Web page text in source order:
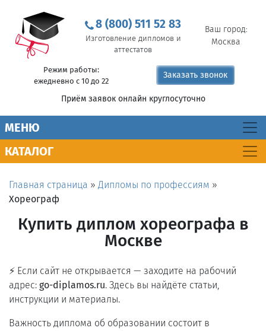
8 (800) 511 52 83
Изготовление дипломов и
аттестатов
Ваш город:
Москва
Режим работы:
ежедневно с 10 до 22
Заказать звонок
Приём заявок онлайн круглосуточно
MEНЮ
КАТАЛОГ
Главная страница » Дипломы по профессиям »
Хореограф
Купить диплом хореографа в
Москве
⚡ Если сайт не открывается — заходите на рабочий
адрес: go-diplamos.ru. Здесь вы найдёте статьи,
инструкции и материалы.
Важность диплома об образовании состоит в